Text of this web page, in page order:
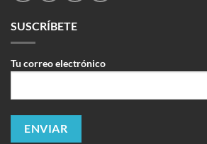
SUSCRÍBETE
Tu correo electrónico